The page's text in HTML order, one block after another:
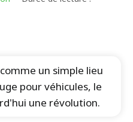
un simple lieu
pour véhicules, le
une révolution.